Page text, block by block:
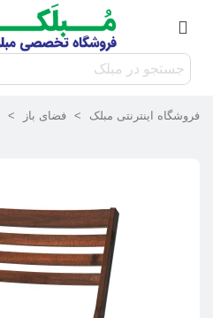
فروشگاه اینترنتی مبلک > فضای باز >